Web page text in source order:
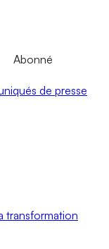
Abonné
de presse
transformation